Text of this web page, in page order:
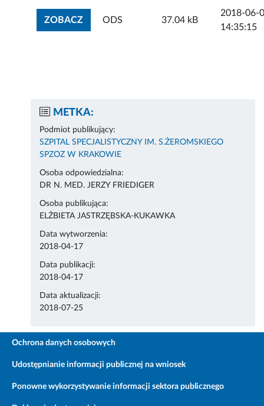
ZOBACZZOBACZ ZAŁĄCZNIK
ODS 37.04 kB
2018-06-
14:35:15
METKA:
Podmiot publikujący:
SZPITAL SPECJALISTYCZNY IM. S.ŻEROMSKIEGO
SPZOZ W KRAKOWIE
Osoba odpowiedzialna:
DR N. MED. JERZY FRIEDIGER
Osoba publikująca:
ELŻBIETA JASTRZĘBSKA-KUKAWKA
Data wytworzenia:
2018-04-17
Data publikacji:
2018-04-17
Data aktualizacji:
2018-07-25
Ochrona danych osobowych
Udostępnianie informacji publicznej na wniosek
Ponowne wykorzystywanie informacji sektora publicznego